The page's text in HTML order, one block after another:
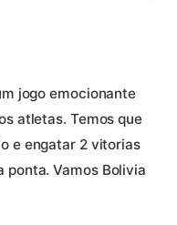
jogo emocionante
atletas. Temos que
e engatar 2 vitorias
ponta. Vamos Bolivia